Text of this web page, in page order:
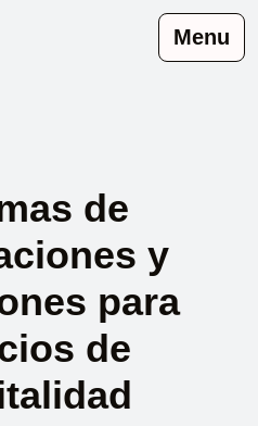
Menu
de
y
para
de